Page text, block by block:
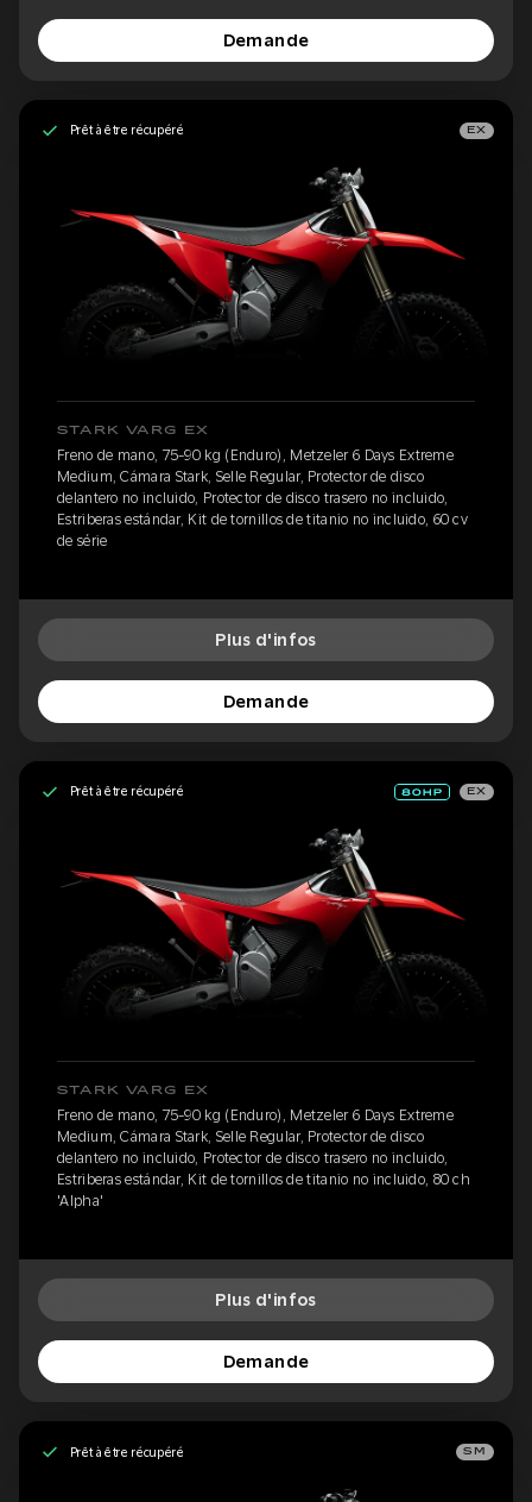
Demande
Prêt à être récupéré EX
STARK VARG EX
Freno de mano, 75-90 kg (Enduro), Metzeler 6 Days Extreme
Medium, Cámara Stark, Selle Regular, Protector de disco
delantero no incluido, Protector de disco trasero no incluido,
Estriberas estándar, Kit de tornillos de titanio no incluido, 60 cv
de série
Plus d'infos
Demande
Prêt à être récupéré EX
STARK VARG EX
Freno de mano, 75-90 kg (Enduro), Metzeler 6 Days Extreme
Medium, Cámara Stark, Selle Regular, Protector de disco
delantero no incluido, Protector de disco trasero no incluido,
Estriberas estándar, Kit de tornillos de titanio no incluido, 80 ch
'Alpha'
Plus d'infos
Demande
Prêt à être récupéré SM